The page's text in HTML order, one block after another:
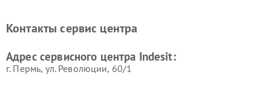
Indesit
Indesit
Контакты сервис центра
Адрес сервисного центра Indesit:
г. Пермь, ул. ​Революции, 60/1